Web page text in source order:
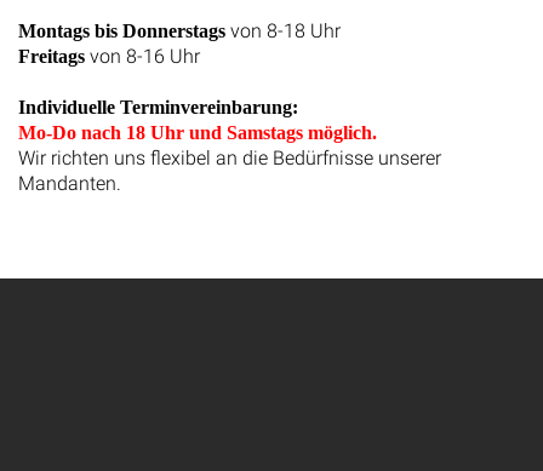
Montags bis Donnerstags von 8-18 Uhr
Freitags von 8-16 Uhr
Individuelle Terminvereinbarung:
Mo-Do nach 18 Uhr und Samstags möglich.
Wir richten uns flexibel an die Bedürfnisse unserer
Mandanten.